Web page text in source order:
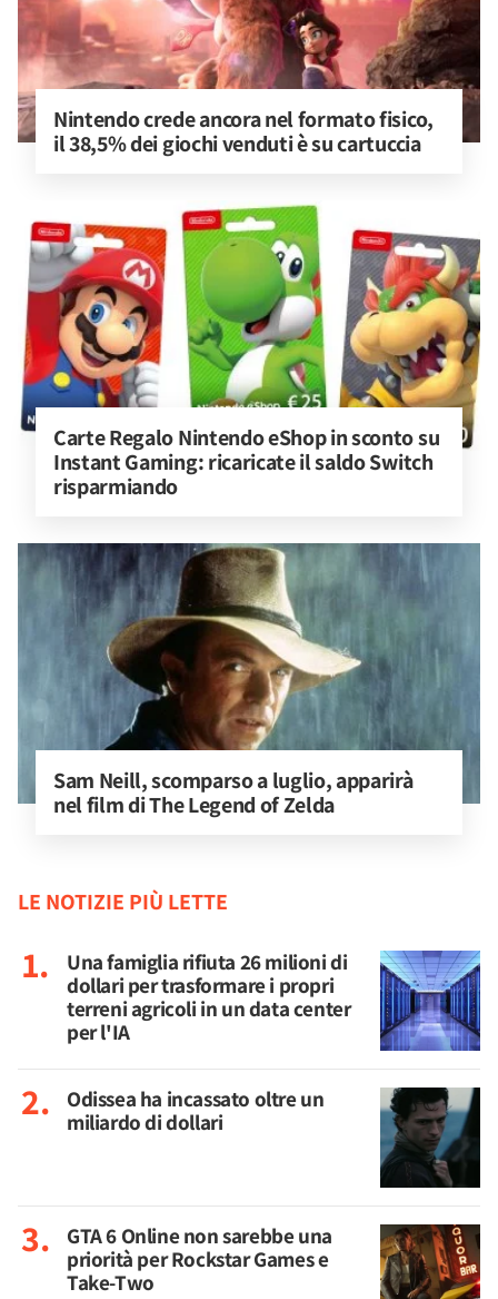
Nintendo crede ancora nel formato fisico,
il 38,5% dei giochi venduti è su cartuccia
Carte Regalo Nintendo eShop in sconto su
Instant Gaming: ricaricate il saldo Switch
risparmiando
Sam Neill, scomparso a luglio, apparirà
nel film di The Legend of Zelda
LE NOTIZIE PIÙ LETTE
Una famiglia rifiuta 26 milioni di
dollari per trasformare i propri
terreni agricoli in un data center
per l'IA
Odissea ha incassato oltre un
miliardo di dollari
GTA 6 Online non sarebbe una
priorità per Rockstar Games e
Take-Two